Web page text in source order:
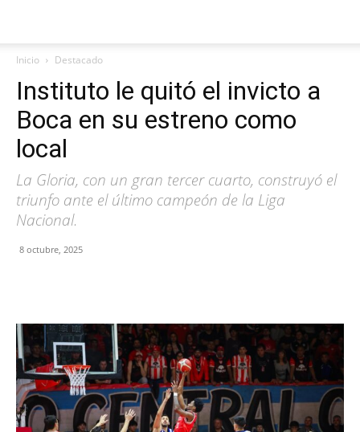
Inicio Destacado
Instituto le quitó el invicto a
Boca en su estreno como
local
La Gloria, con un gran tercer cuarto, construyó el
triunfo ante el último campeón de la Liga
Nacional.
8 octubre, 2025